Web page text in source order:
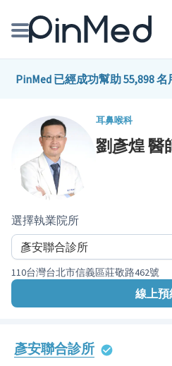
線上預約醫師、院所
醫師專欄專訪
健康主題館
PinMed 已經成功幫助 55,898
耳鼻喉科
劉彥煌醫
選擇執業院所
110台灣台北市信義區莊敬路462號
線上預
彥安聯合診所